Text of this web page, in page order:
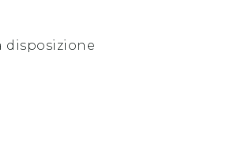
disposizione